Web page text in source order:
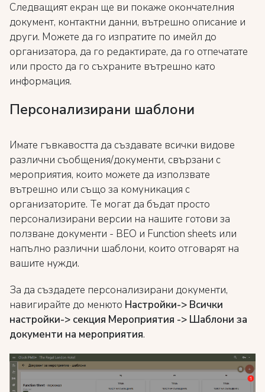
Следващият екран ще ви покаже окончателния
документ, контактни данни, вътрешно описание и
други. Можете да го изпратите по имейл до
организатора, да го редактирате, да го отпечатате
или просто да го съхраните вътрешно като
информация.
Персонализирани шаблони
Имате гъвкавостта да създавате всички видове
различни съобщения/документи, свързани с
мероприятия, които можете да използвате
вътрешно или също за комуникация с
организаторите. Те могат да бъдат просто
персонализирани версии на нашите готови за
ползване документи - BEO и Function sheets или
напълно различни шаблони, които отговарят на
вашите нужди.
За да създадете персонализирани документи,
навигирайте до менюто Настройки-> Всички
настройки-> секция Мероприятия -> Шаблони за
документи на мероприятия.